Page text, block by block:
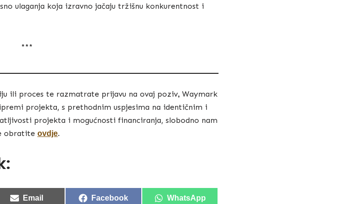
ulaganja koja izravno jačaju tržišnu konkurentnost i
***
ili proces te razmatrate prijavu na ovaj poziv,Waymark
projekta, s prethodnim uspjesima na identičnim i
projekta i mogućnosti financiranja, slobodno nam
obratite ovdje.
Email Facebook WhatsApp